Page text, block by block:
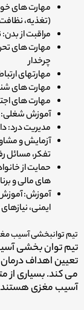
مهارت های
(تغذیه،
مراقبت از
مهارت های
چرخدار
مهارتهای
مهارت های
مهارت های
آموزش شغلی:
مدیریت درد:
آزمایش و
تفکر، مسائل
حمایت از
های مالی و
آموزش: آموزش
ایمنی،
تیم توانبخشی آسیب
تیم توان بخشی
تعیین اهداف
می کند. بسیاری
آسیب مغزی هستند،